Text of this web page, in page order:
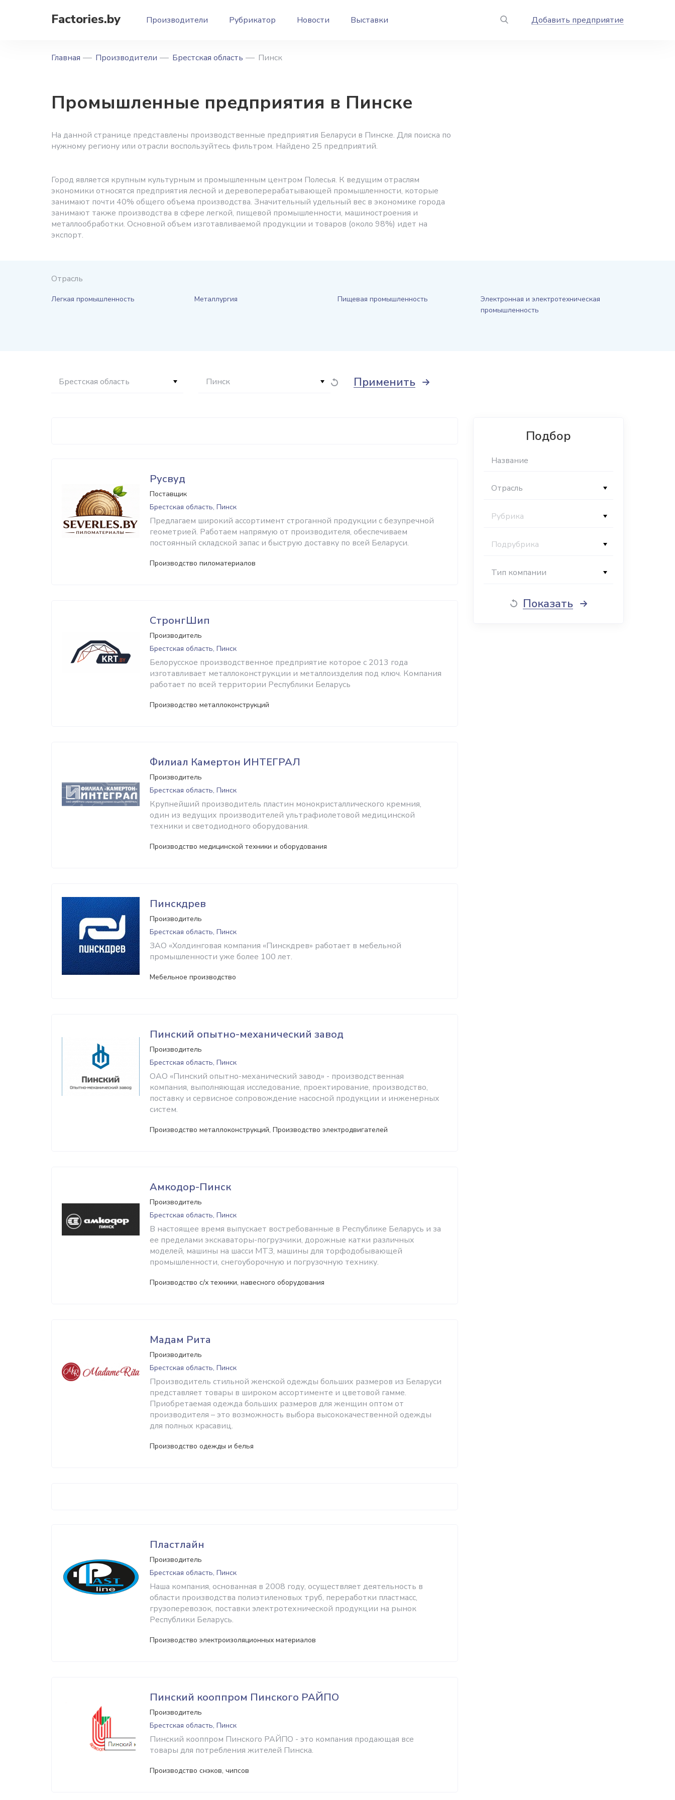
Factories.by Производители Рубрикатор Новости Выставки Добавить предприятие
Главная Производители Брестская область Пинск
Промышленные предприятия в Пинске
На данной странице представлены производственные предприятия Беларуси в Пинске. Для поиска по
нужному региону или отрасли воспользуйтесь фильтром. Найдено 25 предприятий.
Город является крупным культурным и промышленным центром Полесья. К ведущим отраслям
экономики относятся предприятия лесной и деревоперерабатывающей промышленности, которые
занимают почти 40% общего объема производства. Значительный удельный вес в экономике города
занимают также производства в сфере легкой, пищевой промышленности, машиностроения и
металлообработки. Основной объем изготавливаемой продукции и товаров (около 98%) идет на
экспорт.
Отрасль
Легкая промышленность Металлургия Пищевая промышленность
Электронная и электротехническая
промышленность
Брестская область Пинск Применить
Русвуд
Поставщик
Брестская область, Пинск
Предлагаем широкий ассортимент строганной продукции с безупречной
геометрией. Работаем напрямую от производителя, обеспечиваем
постоянный складской запас и быструю доставку по всей Беларуси.
Производство пиломатериалов
СтронгШип
Производитель
Брестская область, Пинск
Белорусское производственное предприятие которое с 2013 года
изготавливает металлоконструкции и металлоизделия под ключ. Компания
работает по всей территории Республики Беларусь
Производство металлоконструкций
Филиал Камертон ИНТЕГРАЛ
Производитель
Брестская область, Пинск
Крупнейший производитель пластин монокристаллического кремния,
один из ведущих производителей ультрафиолетовой медицинской
техники и светодиодного оборудования.
Производство медицинской техники и оборудования
Пинскдрев
Производитель
Брестская область, Пинск
ЗАО «Холдинговая компания «Пинскдрев» работает в мебельной
промышленности уже более 100 лет.
Мебельное производство
Пинский опытно-механический завод
Производитель
Брестская область, Пинск
ОАО «Пинский опытно-механический завод» - производственная
компания, выполняющая исследование, проектирование, производство,
поставку и сервисное сопровождение насосной продукции и инженерных
систем.
Производство металлоконструкций, Производство электродвигателей
Амкодор-Пинск
Производитель
Брестская область, Пинск
В настоящее время выпускает востребованные в Республике Беларусь и за
ее пределами экскаваторы-погрузчики, дорожные катки различных
моделей, машины на шасси МТЗ, машины для торфодобывающей
промышленности, снегоуборочную и погрузочную технику.
Производство с/х техники, навесного оборудования
Мадам Рита
Производитель
Брестская область, Пинск
Производитель стильной женской одежды больших размеров из Беларуси
представляет товары в широком ассортименте и цветовой гамме.
Приобретаемая одежда больших размеров для женщин оптом от
производителя – это возможность выбора высококачественной одежды
для полных красавиц.
Производство одежды и белья
Пластлайн
Производитель
Брестская область, Пинск
Наша компания, основанная в 2008 году, осуществляет деятельность в
области производства полиэтиленовых труб, переработки пластмасс,
грузоперевозок, поставки электротехнической продукции на рынок
Республики Беларусь.
Производство электроизоляционных материалов
Пинский кооппром Пинского РАЙПО
Производитель
Брестская область, Пинск
Пинский кооппром Пинского РАЙПО - это компания продающая все
товары для потребления жителей Пинска.
Производство снэков, чипсов
Подбор
Отрасль
Рубрика
Подрубрика
Тип компании
Показать